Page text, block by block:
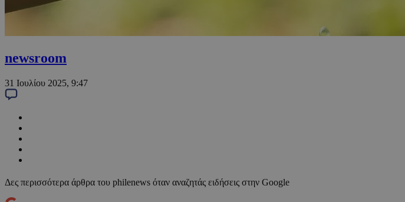
newsroom
31 Ιουλίου 2025, 9:47
Δες περισσότερα άρθρα του philenews όταν αναζητάς ειδήσεις στην Google